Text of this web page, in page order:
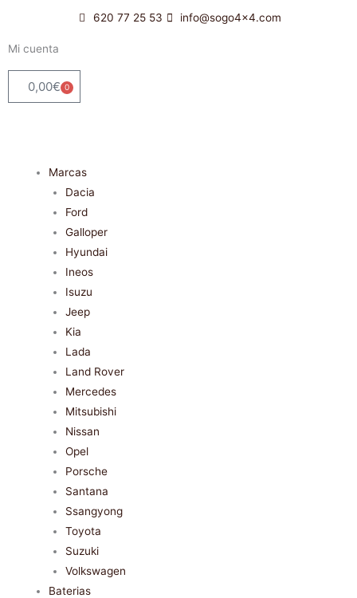
contenido
620 77 25 53 info@sogo4x4.com
Mi cuenta
0,00€ 0
Carrito
Marcas
Dacia
Ford
Galloper
Hyundai
Ineos
Isuzu
Jeep
Kia
Lada
Land Rover
Mercedes
Mitsubishi
Nissan
Opel
Porsche
Santana
Ssangyong
Toyota
Suzuki
Volkswagen
Baterias